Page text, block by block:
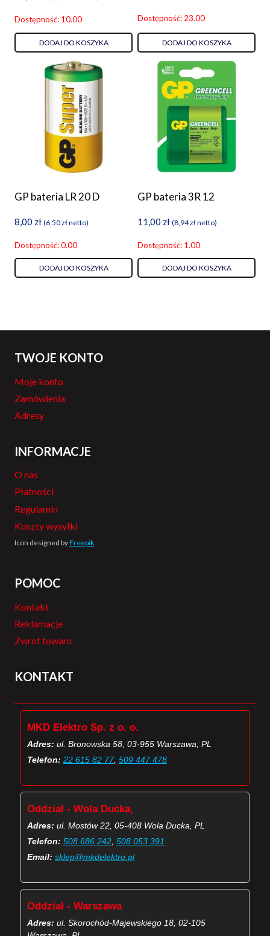
Dostępność: 10.00
DODAJ DO KOSZYKA
Dostępność: 23.00
DODAJ DO KOSZYKA
GP bateria LR 20 D
8,00 zł (6,50złnetto)
Dostępność: 0.00
DODAJ DO KOSZYKA
GP bateria 3R 12
11,00 zł (8,94złnetto)
Dostępność: 1.00
DODAJ DO KOSZYKA
TWOJE KONTO
Moje konto
Zamówienia
Adresy
INFORMACJE
O nas
Płatności
Regulamin
Koszty wysyłki
Icon designed byFreepik.
POMOC
Kontakt
Reklamacje
Zwrot towaru
KONTAKT
MKD Elektro Sp. z o. o.
Adres: ul. Bronowska 58, 03-955 Warszawa, PL
Telefon: 22 615 82 77, 509 447 478
Oddział - Wola Ducka,
Adres: ul. Mostów 22, 05-408 Wola Ducka, PL
Telefon: 508 686 242 508 053 391
Email: sklep@mkdelektro.pl
Oddział - Warszawa
Adres: ul. Skorochód-Majewskiego 18, 02-105